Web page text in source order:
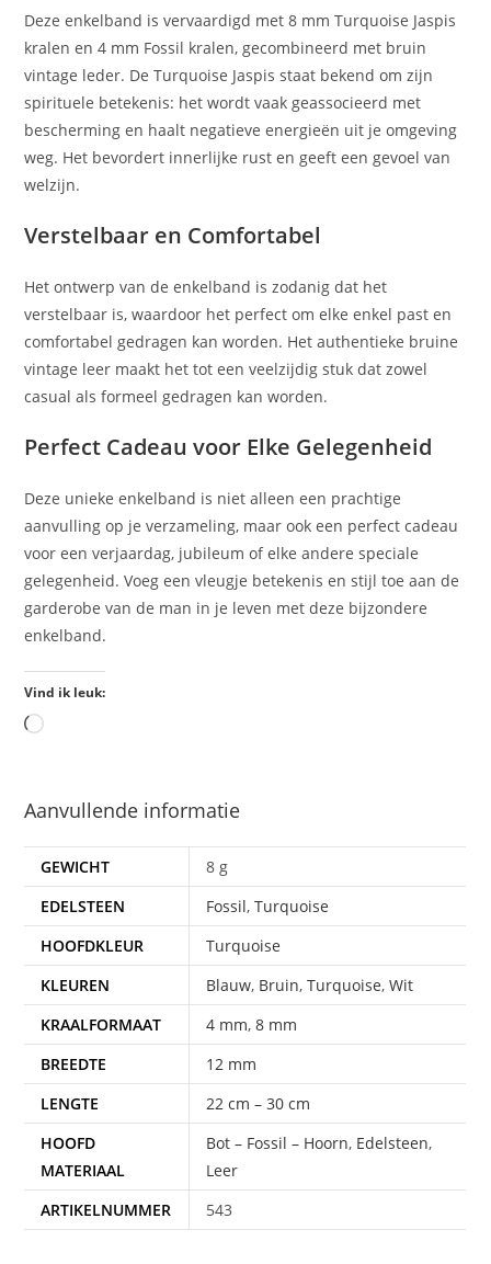
Deze enkelband is vervaardigd met 8 mm Turquoise Jaspis
kralen en 4 mm Fossil kralen, gecombineerd met bruin
vintage leder. De Turquoise Jaspis staat bekend om zijn
spirituele betekenis: het wordt vaak geassocieerd met
bescherming en haalt negatieve energieën uit je omgeving
weg. Het bevordert innerlijke rust en geeft een gevoel van
welzijn.
Verstelbaar en Comfortabel
Het ontwerp van de enkelband is zodanig dat het
verstelbaar is, waardoor het perfect om elke enkel past en
comfortabel gedragen kan worden. Het authentieke bruine
vintage leer maakt het tot een veelzijdig stuk dat zowel
casual als formeel gedragen kan worden.
Perfect Cadeau voor Elke Gelegenheid
Deze unieke enkelband is niet alleen een prachtige
aanvulling op je verzameling, maar ook een perfect cadeau
voor een verjaardag, jubileum of elke andere speciale
gelegenheid. Voeg een vleugje betekenis en stijl toe aan de
garderobe van de man in je leven met deze bijzondere
enkelband.
Vind ik leuk:
Aanvullende informatie
GEWICHT
8 g
EDELSTEEN
Fossil,Turquoise
HOOFDKLEUR
Turquoise
KLEUREN
Blauw, Bruin,Turquoise,Wit
KRAALFORMAAT
4 mm,8 mm
BREEDTE
12 mm
LENGTE
22 cm – 30 cm
HOOFD
MATERIAAL
Bot – Fossil – Hoorn, Edelsteen,
Leer
ARTIKELNUMMER
543